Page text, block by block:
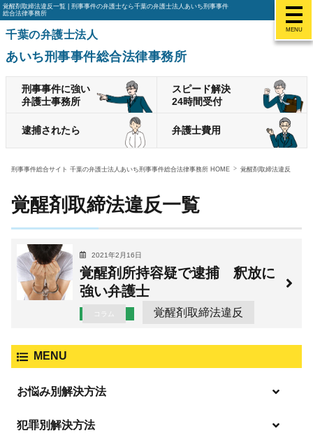
MENU
覚醒剤取締法違反一覧 | 刑事事件の弁護士なら千葉の弁護士法人あいち刑事事件
総合法律事務所
千葉の弁護士法人
あいち刑事事件総合法律事務所
刑事事件に強い
弁護士事務所
スピード解決
24時間受付
逮捕されたら 弁護士費用
刑事事件総合サイト 千葉の弁護士法人あいち刑事事件総合法律事務所 HOME 覚醒剤取締法違反
覚醒剤取締法違反一覧
2021年2月16日
覚醒剤所持容疑で逮捕 釈放に
強い弁護士
コラム 覚醒剤取締法違反
MENU
お悩み別解決方法
逮捕の不安や悩み
犯罪別解決方法